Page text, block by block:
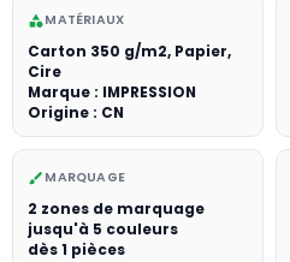
categoryMATÉRIAUX
Carton 350 g/m2, Papier,
Cire
Marque : IMPRESSION
Origine : CN
brush MARQUAGE
2 zones de marquage
jusqu'à 5 couleurs
dès 1 pièces